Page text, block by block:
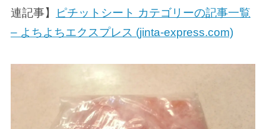
連記事】
ピチットシート カテゴリーの記事一覧
– よちよちエクスプレス (jinta-express.com)